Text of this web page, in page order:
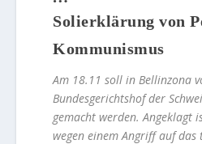
Solierklärung von
Kommunismus
Am 18.11 soll in Bellinzona
Bundesgerichtshof der
gemacht werden. Angeklagt
wegen einem Angriff auf das